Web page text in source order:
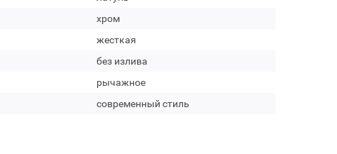
хром
жесткая
без излива
рычажное
современный стиль